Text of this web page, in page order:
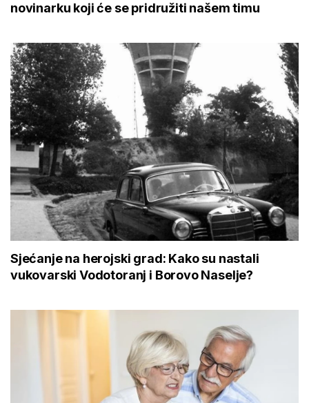
novinarku koji će se pridružiti našem timu
Sjećanje na herojski grad: Kako su nastali
vukovarski Vodotoranj i Borovo Naselje?